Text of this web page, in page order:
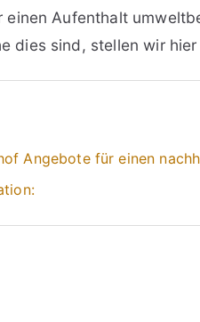
einen Aufenthalt
dies sind, stellen wir hier
Angebote für einen